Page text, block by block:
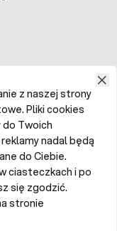
z naszej strony
Pliki cookies
Twoich
nadal będą
do Ciebie.
ciasteczkach i po
się zgodzić.
stronie